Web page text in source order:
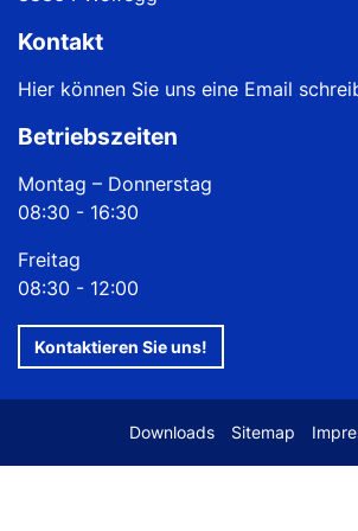
Kontakt
Hier können Sie uns eine Email
Betriebszeiten
Montag – Donnerstag
08:30 - 16:30
Freitag
08:30 - 12:00
Kontaktieren Sie uns!
Downloads Sitemap